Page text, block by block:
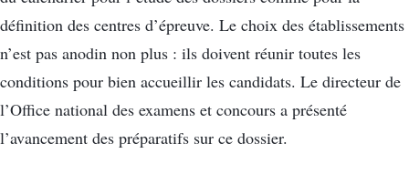
définition des centres d’épreuve. Le choix des établissements
n’est pas anodin non plus : ils doivent réunir toutes les
conditions pour bien accueillir les candidats. Le directeur de
l’Office national des examens et concours a présenté
l’avancement des préparatifs sur ce dossier.